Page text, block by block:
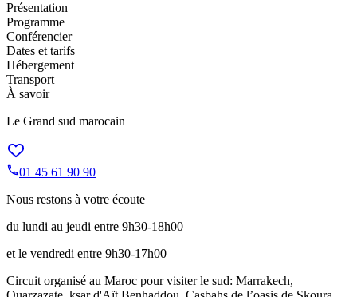
Présentation
Programme
Conférencier
Dates et tarifs
Hébergement
Transport
À savoir
Le Grand sud marocain
01 45 61 90 90
Nous restons à votre écoute
du lundi au jeudi entre 9h30-18h00
et le vendredi entre 9h30-17h00
Circuit organisé au Maroc pour visiter le sud: Marrakech,